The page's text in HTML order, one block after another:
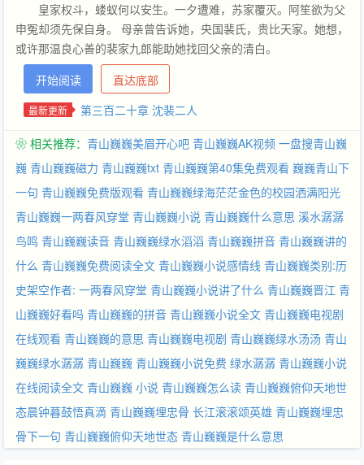
皇家权斗，蝼蚁何以安生。一夕遭难，苏家覆灭。阿笙欲为父
申冤却须先保自身。 母亲曾告诉她，央国裴氏，贵比天家。她想，
或许那温良心善的裴家九郎能助她找回父亲的清白。
开始阅读
直达底部
最新更新 第三百二十章 沈裴二人
❀ 相关推荐： 青山巍巍美眉开心吧 青山巍巍AK视频 一盘搜青山巍
巍 青山巍巍磁力 青山巍巍txt 青山巍巍第40集免费观看 巍巍青山下
一句 青山巍巍免费版观看 青山巍巍绿海茫茫金色的校园洒满阳光
青山巍巍一两春风穿堂 青山巍巍小说 青山巍巍什么意思 溪水潺潺
鸟鸣 青山巍巍读音 青山巍巍绿水滔滔 青山巍巍拼音 青山巍巍讲的
什么 青山巍巍免费阅读全文 青山巍巍小说感情线 青山巍巍类别:历
史架空作者: 一两春风穿堂 青山巍巍小说讲了什么 青山巍巍晋江 青
山巍巍好看吗 青山巍巍的拼音 青山巍巍小说全文 青山巍巍电视剧
在线观看 青山巍巍的意思 青山巍巍电视剧 青山巍巍绿水汤汤 青山
巍巍绿水潺潺 青山巍巍 青山巍巍小说免费 绿水潺潺 青山巍巍小说
在线阅读全文 青山巍巍 小说 青山巍巍怎么读 青山巍巍俯仰天地世
态晨钟暮鼓悟真滴 青山巍巍埋忠骨 长江滚滚颂英雄 青山巍巍埋忠
骨下一句 青山巍巍俯仰天地世态 青山巍巍是什么意思